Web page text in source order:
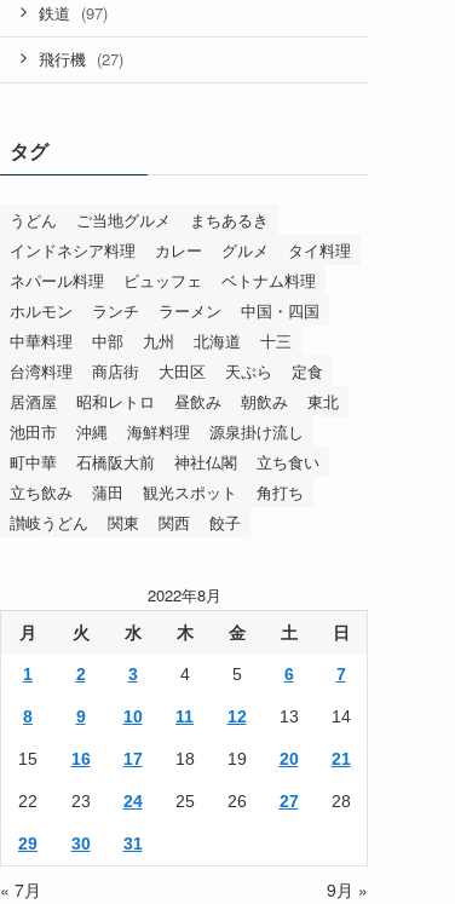
鉄道 (97)
飛行機 (27)
タグ
うどん ご当地グルメ
まちあるき
インドネシア料理
カレー グルメ
タイ料理
ネパール料理
ビュッフェ
ベトナム料理
ホルモン
ランチ ラーメン
中国・四国
中華料理
中部 九州 北海道
十三
台湾料理
商店街 大田区 天ぷら
定食
居酒屋
昭和レトロ 昼飲み 朝飲み
東北
池田市
沖縄 海鮮料理
源泉掛け流し
町中華
石橋阪大前 神社仏閣
立ち食い
立ち飲み
蒲田 観光スポット
角打ち
讃岐うどん
関東 関西 餃子
2022年8月
月 火 水 木 金 土 日
1 2 3 4 5 6 7
8 9 10 11 12 13 14
15 16 17 18 19 20 21
22 23 24 25 26 27 28
29 30 31
« 7月 9月 »